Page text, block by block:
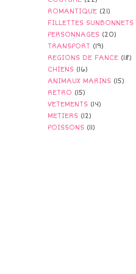
ROMANTIQUE (21)
FILLETTES SUNBONNETS
PERSONNAGES (20)
TRANSPORT (19)
REGIONS DE FANCE (18)
CHIENS (16)
ANIMAUX MARINS (15)
RETRO (15)
VETEMENTS (14)
METIERS (12)
POISSONS (11)